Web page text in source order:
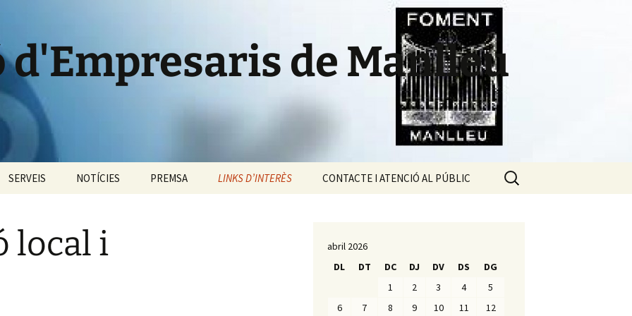
d'Empresaris de Manlleu
d’interès
SERVEIS
Formació
NOTÍCIES PREMSA LINKS D’INTERÈS CONTACTE I ATENCIÓ AL PÚBLIC
Cerca:
local i
abril 2026
DL
DT DC DJ DV DS DG
1 2 3 4
5
6
7 8 9 10 11
12